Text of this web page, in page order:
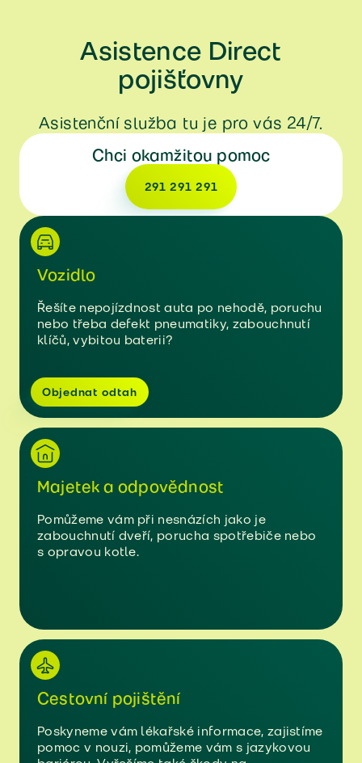
Asistence Direct
pojišťovny
Asistenční služba tu je pro vás 24/7.
Chci okamžitou pomoc
291 291 291
Vozidlo
Řešíte nepojízdnost auta po nehodě, poruchu
nebo třeba defekt pneumatiky, zabouchnutí
klíčů, vybitou baterii?
Objednat odtah
Majetek a odpovědnost
Pomůžeme vám při nesnázích jako je
zabouchnutí dveří, porucha spotřebiče nebo
s opravou kotle.
Cestovní pojištění
Poskyneme vám lékařské informace, zajistíme
pomoc v nouzi, pomůžeme vám s jazykovou